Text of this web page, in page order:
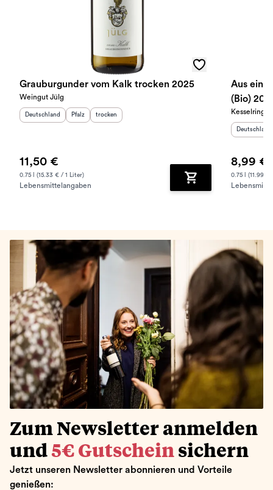
Grauburgunder vom Kalk trocken 2025
Weingut Jülg
Herkunftsland
Deutschland Herkunftsregion
Pfalz Geschmack
trocken
11,50 €
0.75 l (15.33 € / 1 Liter)
Lebensmittelangaben Zum Warenkorb
Aus
(Bio)
Kesselring
Deutschland
8,99 €
0.75 l (11.99 €
Zum Newsletter anmelden
und 5€ Gutschein sichern
Jetzt unseren Newsletter abonnieren und Vorteile
genießen: